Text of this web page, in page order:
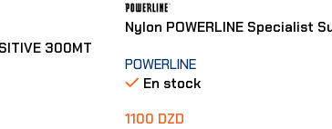
300MT
Nylon POWERLINE Specialist
POWERLINE
En stock
1100 DZD